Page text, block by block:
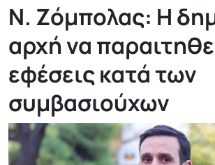
Ν. Ζόμπολας: Η
αρχή να
εφέσεις κατά των
συμβασιούχων